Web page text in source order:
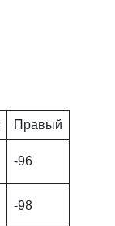
Правый
-96
-98